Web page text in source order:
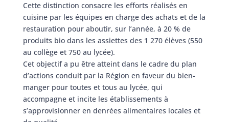
Cette distinction consacre les efforts réalisés en
cuisine par les équipes en charge des achats et de la
restauration pour aboutir, sur l’année, à 20 % de
produits bio dans les assiettes des 1 270 élèves (550
au collège et 750 au lycée).
Cet objectif a pu être atteint dans le cadre du plan
d’actions conduit par la Région en faveur du bien-
manger pour toutes et tous au lycée, qui
accompagne et incite les établissements à
s’approvisionner en denrées alimentaires locales et